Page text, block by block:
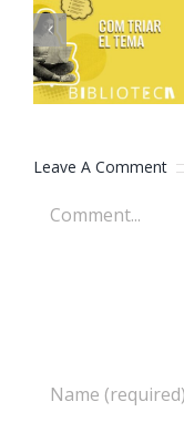
TFG/TFM
1. Com
el tema
Leave A Comment
Comment